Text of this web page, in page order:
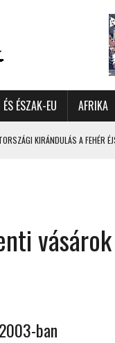
ÉSZAK-EU AFRIKA
KIRÁNDULÁS A FEHÉR
– 8500 KILOMÉTERES
HÓ NÉLKÜL IS ÜNNEPLŐBEN
MOLDOVAI KIRÁNDULÁS
I. – SEYCHELLE-SZIGETEK –
JÁRVA – 2017
GLECCSEREK ORSZÁGÁBAN –
ban